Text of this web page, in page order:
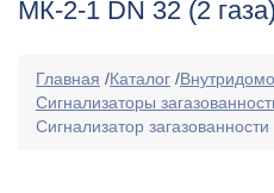
МК-2-1 DN 32 (2 газа)
Главная /Каталог /
Сигнализаторы
Сигнализатор